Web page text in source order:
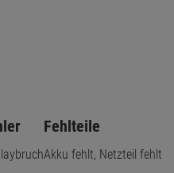
Fehlteile
Akku fehlt, Netzteil fehlt